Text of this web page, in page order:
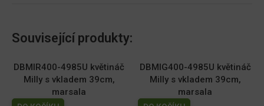
Související produkty:
DBMIR400-4985U květináč
Milly s vkladem 39cm,
marsala
DBMIG400-4985U květináč
Milly s vkladem 39cm,
marsala